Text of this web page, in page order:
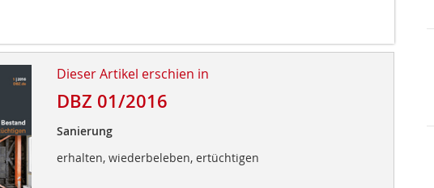
Dieser Artikel erschien in
DBZ 01/2016
Sanierung
erhalten, wiederbeleben, ertüchtigen